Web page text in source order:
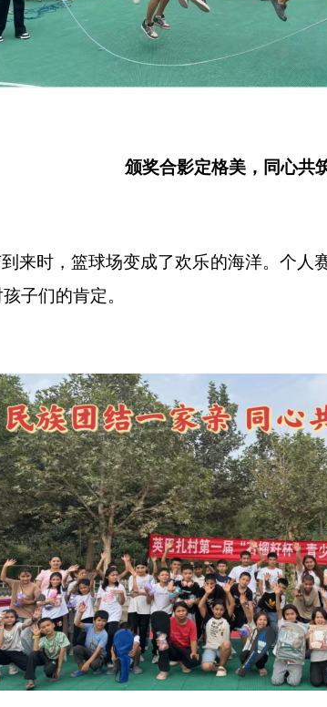
颁奖合影定格美，同心共
来时，篮球场变成了欢乐的海洋。个人
子们的肯定。